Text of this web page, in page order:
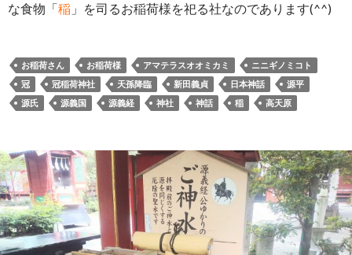
な食物「稲 」を司るお稲荷様を祀る社なのであります(^^)
お稲荷さん お稲荷様 アマテラスオオミカミ
ニニギノミコト
冠
冠稲荷神社 天孫降臨 新田義貞 日本神話
源平
源氏
源義国 源義経 神社 神話 稲 高天原